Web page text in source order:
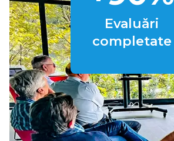
Evaluări
completate